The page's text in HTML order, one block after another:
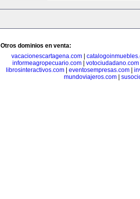
Otros dominios en venta:
vacacionescartagena.com
informeagropecuario.com| votociudadano.com
librosinteractivos.com| eventosempresas.com|
mundoviajeros.com